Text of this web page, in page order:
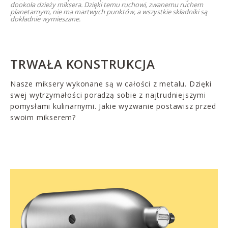
dookoła dzieży miksera. Dzięki temu ruchowi, zwanemu ruchem
planetarnym, nie ma martwych punktów, a wszystkie składniki są
dokładnie wymieszane.
TRWAŁA KONSTRUKCJA
Nasze miksery wykonane są w całości z metalu. Dzięki
swej wytrzymałości poradzą sobie z najtrudniejszymi
pomysłami kulinarnymi. Jakie wyzwanie postawisz przed
swoim mikserem?